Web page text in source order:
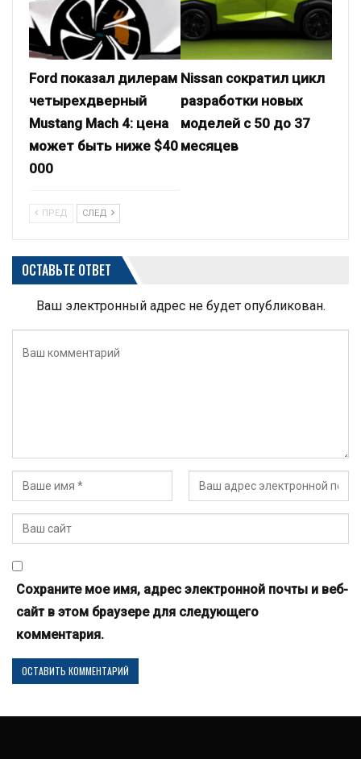
Ford показал дилерам
четырехдверный
Mustang Mach 4: цена
может быть ниже $40
000
Nissan сократил цикл
разработки новых
моделей с 50 до 37
месяцев
ПРЕД СЛЕД
ОСТАВЬТЕ ОТВЕТ
Ваш электронный адрес не будет опубликован.
Сохраните мое имя, адрес электронной почты и веб-
сайт в этом браузере для следующего
комментария.